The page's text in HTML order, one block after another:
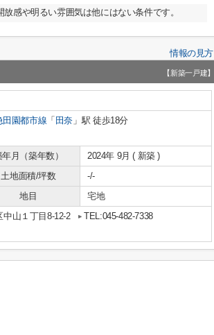
感や明るい雰囲気は他にはない条件です。
情報の見方
【新築一戸建】
田園都市線 「 田奈 」駅 徒歩18分
年月（築年数）
2024年 9月 ( 新築 )
土地面積/坪数
-/-
地目 宅地
山１丁目8-12-2
TEL:045-482-7338